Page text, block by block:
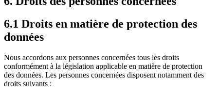
6.1 Droits en matière de protection des
données
Nous accordons aux personnes concernées tous les droits
conformément à la législation applicable en matière de protection
des données. Les personnes concernées disposent notamment des
droits suivants :